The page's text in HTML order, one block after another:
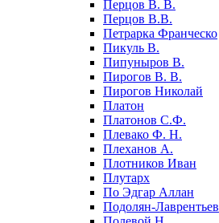
Перцов В. В.
Перцов В.В.
Петрарка Франческо
Пикуль В.
Пипуныров В.
Пирогов В. В.
Пирогов Николай
Платон
Платонов С.Ф.
Плевако Ф. Н.
Плеханов А.
Плотников Иван
Плутарх
По Эдгар Аллан
Подолян-Лаврентьев